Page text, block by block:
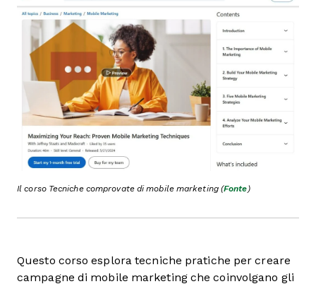
Il corso Tecniche comprovate di mobile marketing (Fonte)
Questo corso esplora tecniche pratiche per creare
campagne di mobile marketing che coinvolgano gli